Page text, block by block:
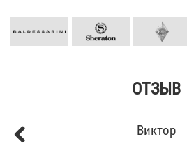
ОТЗЫВ
Кирилл